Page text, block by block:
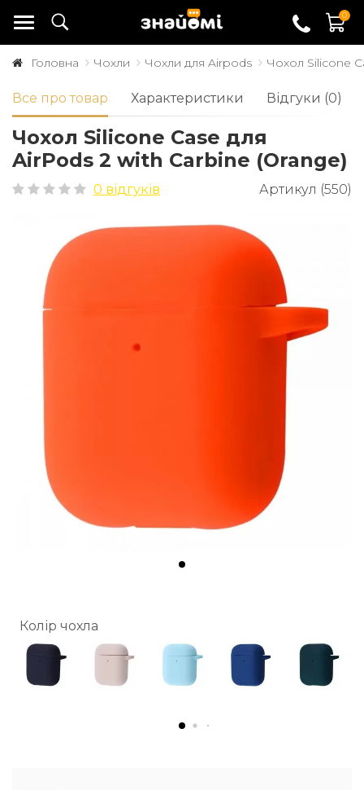
0
Головна Чохли Чохли для Airpods Чохол Silicone
Все про товар Характеристики Відгуки (0)
Чохол Silicone Case для
AirPods 2 with Carbine (Orange)
0 відгуків Артикул (550)
Колір чохла